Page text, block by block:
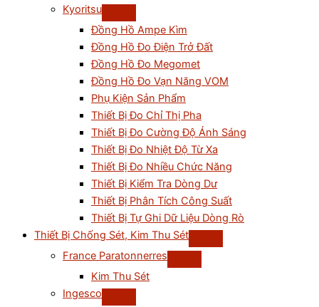
Kyoritsu
Đồng Hồ Ampe Kìm
Đồng Hồ Đo Điện Trở Đất
Đồng Hồ Đo Megomet
Đồng Hồ Đo Vạn Năng VOM
Phụ Kiện Sản Phẩm
Thiết Bị Đo Chỉ Thị Pha
Thiết Bị Đo Cường Độ Ánh Sáng
Thiết Bị Đo Nhiệt Độ Từ Xa
Thiết Bị Đo Nhiều Chức Năng
Thiết Bị Kiểm Tra Dòng Dư
Thiết Bị Phân Tích Công Suất
Thiết Bị Tự Ghi Dữ Liệu Dòng Rò
Thiết Bị Chống Sét, Kim Thu Sét
France Paratonnerres
Kim Thu Sét
Ingesco